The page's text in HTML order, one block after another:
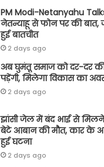
PM Modi-Netanyahu
नेतन्याहू से फोन पर की बात,
हुई बातचीत
2 days ago
अब घुमंतू समाज को दर-दर
पड़ेंगी, मिलेगा विकास का
2 days ago
झांसी जेल में बंद भाई से
बेटे आबान की मौत, कार के
हुई घटना
2 days ago